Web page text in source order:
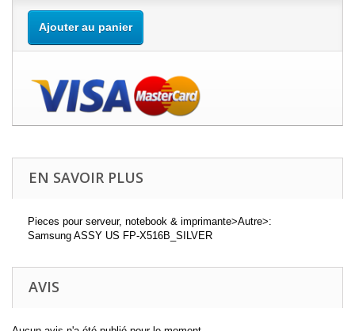
Ajouter au panier
EN SAVOIR PLUS
Pieces pour serveur, notebook & imprimante>Autre>:
Samsung ASSY US FP-X516B_SILVER
AVIS